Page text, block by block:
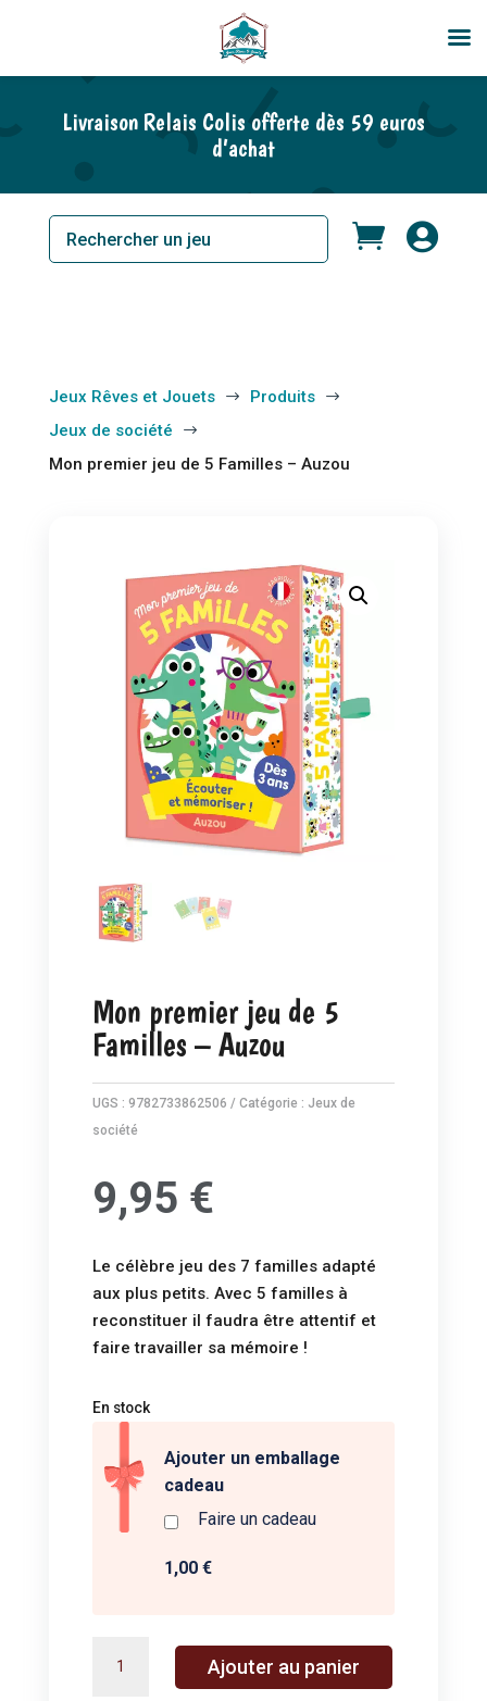
Livraison Relais Colis offerte dès 59 euros
d’achat
 
Jeux Rêves et Jouets $ Produits $
Jeux de société $
Mon premier jeu de 5 Familles – Auzou
Mon premier jeu de 5
Familles – Auzou
UGS : 9782733862506 Catégorie : Jeux de
société
9,95 €
Le célèbre jeu des 7 familles adapté
aux plus petits. Avec 5 familles à
reconstituer il faudra être attentif et
faire travailler sa mémoire !
En stock
Ajouter un emballage
cadeau
Faire un cadeau
1,00 €
Ajouter au panier
A